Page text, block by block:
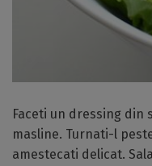
Faceti un dressing din
masline. Turnati-l
amestecati delicat.